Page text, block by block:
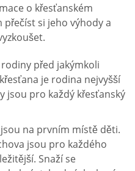
o křesťanském
si jeho výhody a
před jakýmkoli
je rodina nejvyšší
pro každý křesťanský
na prvním místě děti.
jsou pro každého
Snaží se